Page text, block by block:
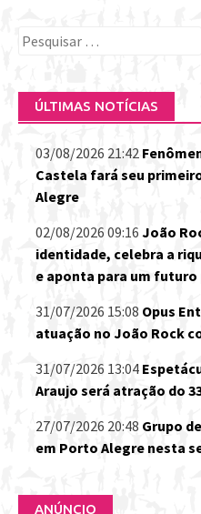
Pesquisar
ÚLTIMAS NOTÍCIAS
03/08/2026 21:42
Castela fará seu
Alegre
02/08/2026 09:16 João
identidade, celebra a
e aponta para um
31/07/2026 15:08 Opus
atuação no João Rock
31/07/2026 13:04
Araujo será atração do
27/07/2026 20:48 Grupo
em Porto Alegre nesta
ANÚNCIO